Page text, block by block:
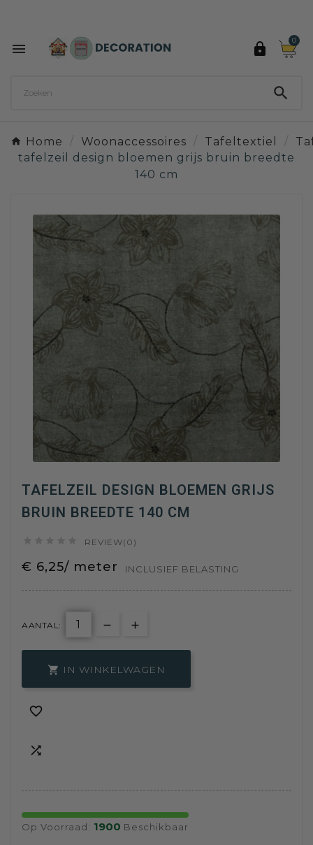
 
0

Home Woonaccessoires Tafeltextiel
tafelzeil design bloemen grijs bruin breedte
140 cm
TAFELZEIL DESIGN BLOEMEN GRIJS
BRUIN BREEDTE 140 CM
REVIEW(0)
€ 6,25/ meter INCLUSIEF BELASTING
AANTAL:
 IN WINKELWAGEN


Op Voorraad: 1900 Beschikbaar